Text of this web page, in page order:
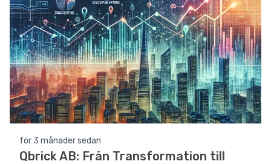
för 3 månader sedan
Qbrick AB: Från Transformation till